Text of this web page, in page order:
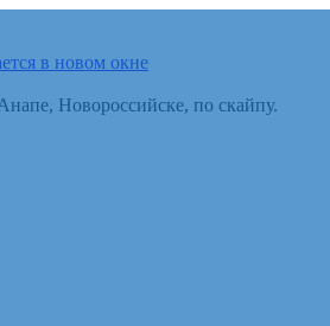
в новом окне
Новороссийске, по скайпу.